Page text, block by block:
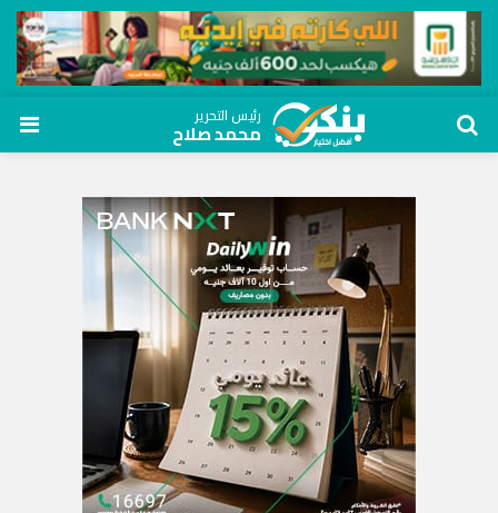
رئيس التحرير
محمد صلاح